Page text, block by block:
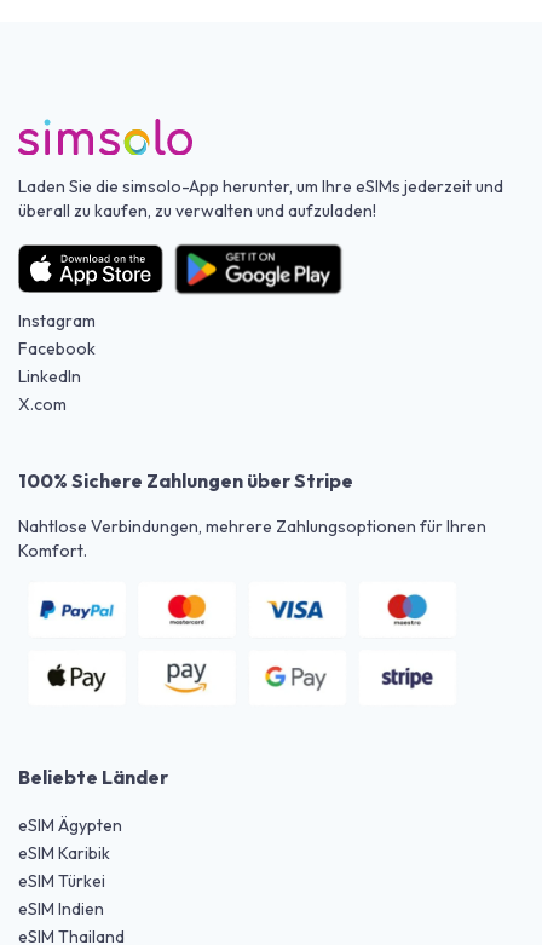
Laden Sie die simsolo-App herunter, um Ihre eSIMs jederzeit und
überall zu kaufen, zu verwalten und aufzuladen!
Instagram
Facebook
LinkedIn
X.com
100% Sichere Zahlungen über Stripe
Nahtlose Verbindungen, mehrere Zahlungsoptionen für Ihren
Komfort.
Beliebte Länder
eSIM Ägypten
eSIM Karibik
eSIM Türkei
eSIM Indien
eSIM Thailand